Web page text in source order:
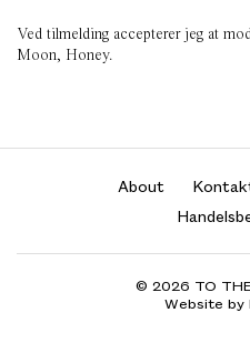
Ved tilmelding accepterer jeg at
Moon, Honey.
About
© 2026 TO
Website by